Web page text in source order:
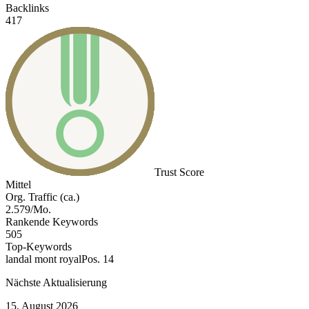
Backlinks
417
Trust Score
Mittel
Org. Traffic (ca.)
2.579/Mo.
Rankende Keywords
505
Top-Keywords
landal mont royalPos. 14
Nächste Aktualisierung
15. August 2026